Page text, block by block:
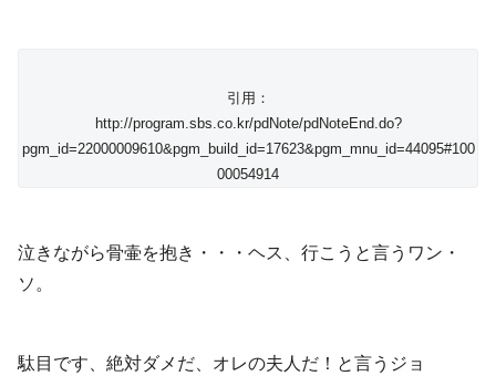
引用：
http://program.sbs.co.kr/pdNote/pdNoteEnd.do?
pgm_id=22000009610&pgm_build_id=17623&pgm_mnu_id=44095#100
00054914
泣きながら骨壷を抱き・・・ヘス、行こうと言うワン・
ソ。
駄目です、絶対ダメだ、オレの夫人だ！と言うジョ